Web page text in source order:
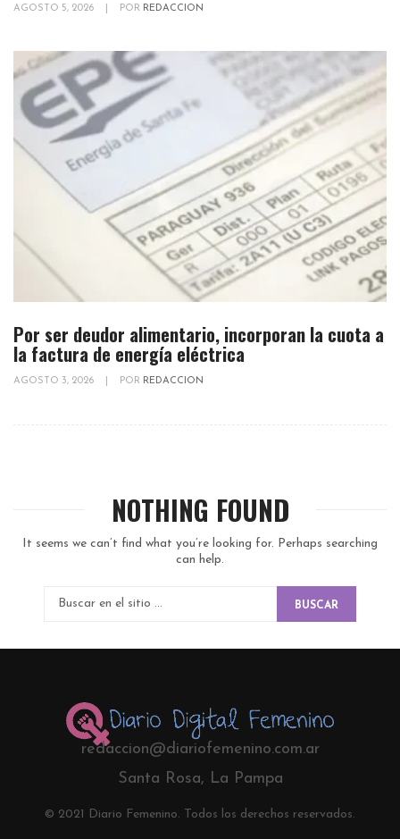
AGOSTO 5, 2026 POR REDACCION
Por ser deudor alimentario, incorporan la cuota a
la factura de energía eléctrica
AGOSTO 3, 2026 POR REDACCION
NOTHING FOUND
It seems we can’t find what you’re looking for. Perhaps searching
can help.
BUSCAR
redaccion@diariofemenino.com.ar
Santa Rosa, La Pampa
© 2021 Diario Femenino. Todos los derechos reservados.